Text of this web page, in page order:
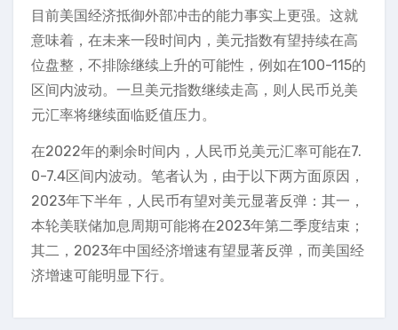
目前美国经济抵御外部冲击的能力事实上更强。这就
意味着，在未来一段时间内，美元指数有望持续在高
位盘整，不排除继续上升的可能性，例如在100-115的
区间内波动。一旦美元指数继续走高，则人民币兑美
元汇率将继续面临贬值压力。
在2022年的剩余时间内，人民币兑美元汇率可能在7.
0-7.4区间内波动。笔者认为，由于以下两方面原因，
2023年下半年，人民币有望对美元显著反弹：其一，
本轮美联储加息周期可能将在2023年第二季度结束；
其二，2023年中国经济增速有望显著反弹，而美国经
济增速可能明显下行。